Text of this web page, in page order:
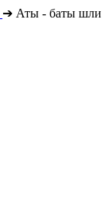
➔ Аты - баты шли